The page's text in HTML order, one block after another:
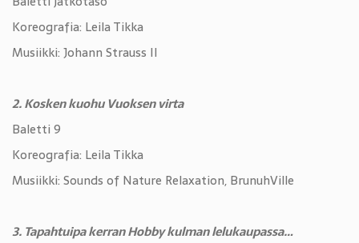
Koreografia: Leila Tikka
Musiikki: Johann Strauss II
2. Kosken kuohu Vuoksen virta
Baletti 9
Koreografia: Leila Tikka
Musiikki: Sounds of Nature Relaxation, BrunuhVille
3. Tapahtuipa kerran Hobby kulman lelukaupassa…